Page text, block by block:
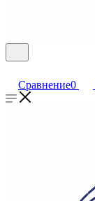
Сравнение0